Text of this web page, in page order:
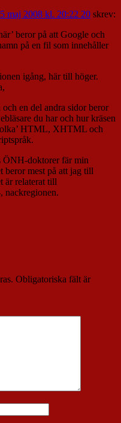
maj 2008 kl. 20:22 20 skrev:
beror på att Google och
på en fil som innehåller
igång, här till höger.
en del andra sidor beror
du har och hur kräsen
HTML, XHTML och
ÖNH-doktorer fär min
beror mest på att jag till
är relaterat till
nackregionen.
Obligatoriska fält är